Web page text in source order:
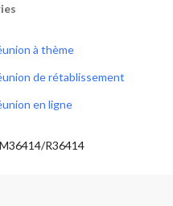
à thème
de rétablissement
en ligne
R36414